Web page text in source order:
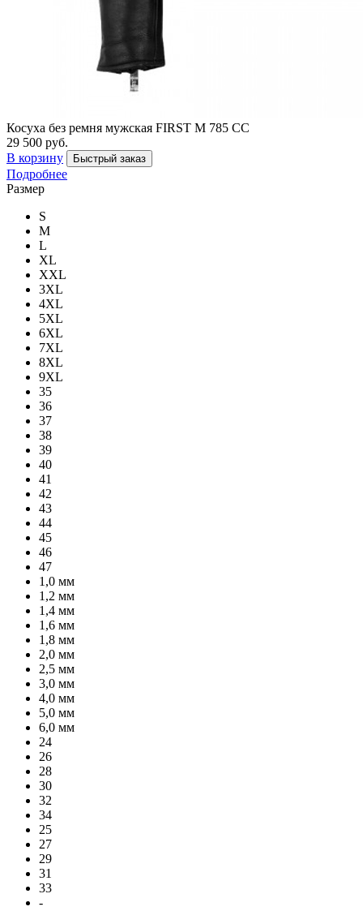
Косуха без ремня мужская FIRST M 785 СС
29 500 руб.
В корзину
Быстрый заказ
Подробнее
Размер
S
M
L
XL
XXL
3XL
4XL
5XL
6XL
7XL
8XL
9XL
35
36
37
38
39
40
41
42
43
44
45
46
47
1,0 мм
1,2 мм
1,4 мм
1,6 мм
1,8 мм
2,0 мм
2,5 мм
3,0 мм
4,0 мм
5,0 мм
6,0 мм
24
26
28
30
32
34
25
27
29
31
33
-